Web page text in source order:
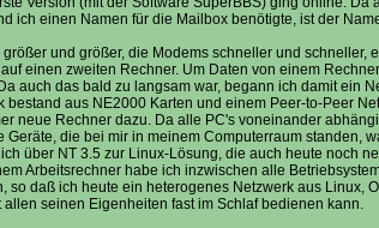
ich einen Namen für die Mailbox benötigte, ist der
und größer, die Modems schneller und schneller,
einen zweiten Rechner. Um Daten von einem
auch das bald zu langsam war, begann ich damit ein
bestand aus NE2000 Karten und einem Peer-to-Peer
neue Rechner dazu. Da alle PC's voneinander
Geräte, die bei mir in meinem Computerraum standen,
über NT 3.5 zur Linux-Lösung, die auch heute noch
Arbeitsrechner habe ich inzwischen alle
so daß ich heute ein heterogenes Netzwerk aus Linux,
allen seinen Eigenheiten fast im Schlaf bedienen kann.